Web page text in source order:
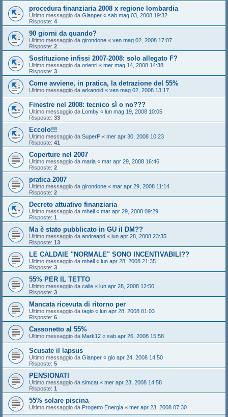
procedura finanziaria 2008 x regione lombardia
Ultimo messaggio da Gianper « sab mag 03, 2008 19:32
Risposte: 4
90 giorni da quando?
Ultimo messaggio da girondone « ven mag 02, 2008 17:07
Risposte: 2
Sostituzione infissi 2007-2008: solo allegato F?
Ultimo messaggio da orienri « mer mag 14, 2008 14:38
Risposte: 3
Come avviene, in pratica, la detrazione del 55%
Ultimo messaggio da arkanoid « ven mag 02, 2008 13:17
Finestre nel 2008: tecnico sì o no???
Ultimo messaggio da Lomby « lun mag 19, 2008 10:05
Risposte: 33
Eccolo!!!
Ultimo messaggio da SuperP « mer apr 30, 2008 10:23
Risposte: 41
Coperture nel 2007
Ultimo messaggio da maria « mar apr 29, 2008 16:46
Risposte: 2
pratica 2007
Ultimo messaggio da girondone « mar apr 29, 2008 11:14
Risposte: 2
Decreto attuativo finanziaria
Ultimo messaggio da mhell « mar apr 29, 2008 09:29
Risposte: 1
Ma è stato pubblicato in GU il DM??
Ultimo messaggio da andreapd « lun apr 28, 2008 23:35
Risposte: 13
LE CALDAIE "NORMALE" SONO INCENTIVABILI??
Ultimo messaggio da mhell « lun apr 28, 2008 21:35
Risposte: 3
55% PER IL TETTO
Ultimo messaggio da calle « lun apr 28, 2008 12:50
Risposte: 3
Mancata ricevuta di ritorno per
Ultimo messaggio da tagio « lun apr 28, 2008 01:03
Risposte: 6
Cassonetto al 55%
Ultimo messaggio da Mark12 « sab apr 26, 2008 15:58
Scusate il lapsus
Ultimo messaggio da Gianper « gio apr 24, 2008 14:50
Risposte: 5
PENSIONATI
Ultimo messaggio da simcat « mer apr 23, 2008 14:58
Risposte: 1
55% solare piscina
Ultimo messaggio da Progetto Energia « mer apr 23, 2008 07:30